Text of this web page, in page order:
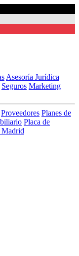
Asesoría Jurídica
Seguros Marketing
Proveedores Planes de
Placa de
Madrid